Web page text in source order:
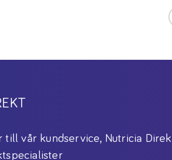
till vår kundservice, Nutricia